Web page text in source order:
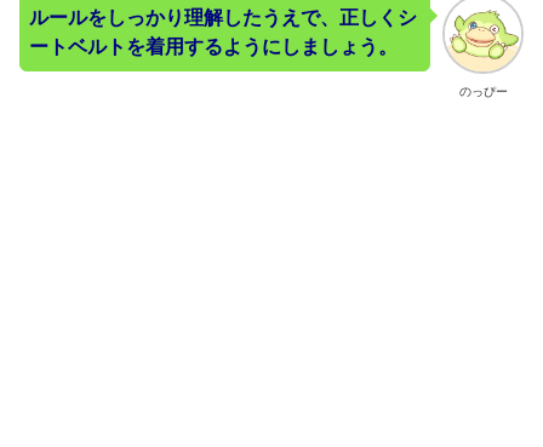
のっぴー
ルールをしっかり理解したうえで、正しくシ
ートベルトを着用するようにしましょう。